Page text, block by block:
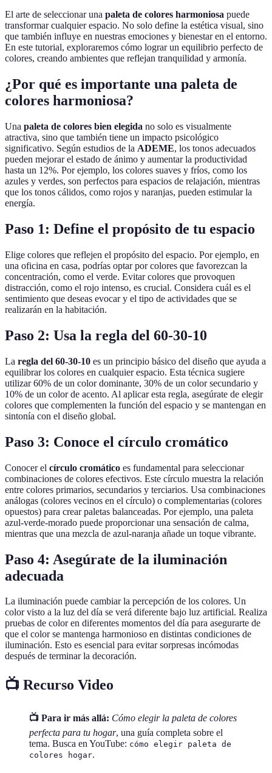
El arte de seleccionar una paleta de colores harmoniosa puede
transformar cualquier espacio. No solo define la estética visual, sino
que también influye en nuestras emociones y bienestar en el entorno.
En este tutorial, exploraremos cómo lograr un equilibrio perfecto de
colores, creando ambientes que reflejan tranquilidad y armonía.
¿Por qué es importante una paleta de
colores harmoniosa?
Una paleta de colores bien elegida no solo es visualmente
atractiva, sino que también tiene un impacto psicológico
significativo. Según estudios de la ADEME, los tonos adecuados
pueden mejorar el estado de ánimo y aumentar la productividad
hasta un 12%. Por ejemplo, los colores suaves y fríos, como los
azules y verdes, son perfectos para espacios de relajación, mientras
que los tonos cálidos, como rojos y naranjas, pueden estimular la
energía.
Paso 1: Define el propósito de tu espacio
Elige colores que reflejen el propósito del espacio. Por ejemplo, en
una oficina en casa, podrías optar por colores que favorezcan la
concentración, como el verde. Evitar colores que provoquen
distracción, como el rojo intenso, es crucial. Considera cuál es el
sentimiento que deseas evocar y el tipo de actividades que se
realizarán en la habitación.
Paso 2: Usa la regla del 60-30-10
La regla del 60-30-10 es un principio básico del diseño que ayuda a
equilibrar los colores en cualquier espacio. Esta técnica sugiere
utilizar 60% de un color dominante, 30% de un color secundario y
10% de un color de acento. Al aplicar esta regla, asegúrate de elegir
colores que complementen la función del espacio y se mantengan en
sintonía con el diseño global.
Paso 3: Conoce el círculo cromático
Conocer el círculo cromático es fundamental para seleccionar
combinaciones de colores efectivos. Este círculo muestra la relación
entre colores primarios, secundarios y terciarios. Usa combinaciones
análogas (colores vecinos en el círculo) o complementarias (colores
opuestos) para crear paletas balanceadas. Por ejemplo, una paleta
azul-verde-morado puede proporcionar una sensación de calma,
mientras que una mezcla de azul-naranja añade un toque vibrante.
Paso 4: Asegúrate de la iluminación
adecuada
La iluminación puede cambiar la percepción de los colores. Un
color visto a la luz del día se verá diferente bajo luz artificial. Realiza
pruebas de color en diferentes momentos del día para asegurarte de
que el color se mantenga harmonioso en distintas condiciones de
iluminación. Esto es esencial para evitar sorpresas incómodas
después de terminar la decoración.
📺 Recurso Video
📺 Para ir más allá: Cómo elegir la paleta de colores
perfecta para tu hogar, una guía completa sobre el
tema. Busca en YouTube: cómo elegir paleta de
colores hogar.